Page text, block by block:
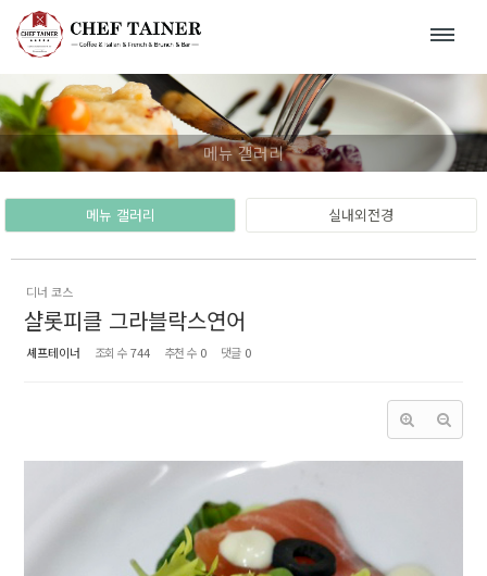
메뉴 갤러리
메뉴 갤러리 실내외전경
디너 코스
샬롯피클 그라블락스연어
셰프테이너 조회 수744 추천 수 0 댓글 0